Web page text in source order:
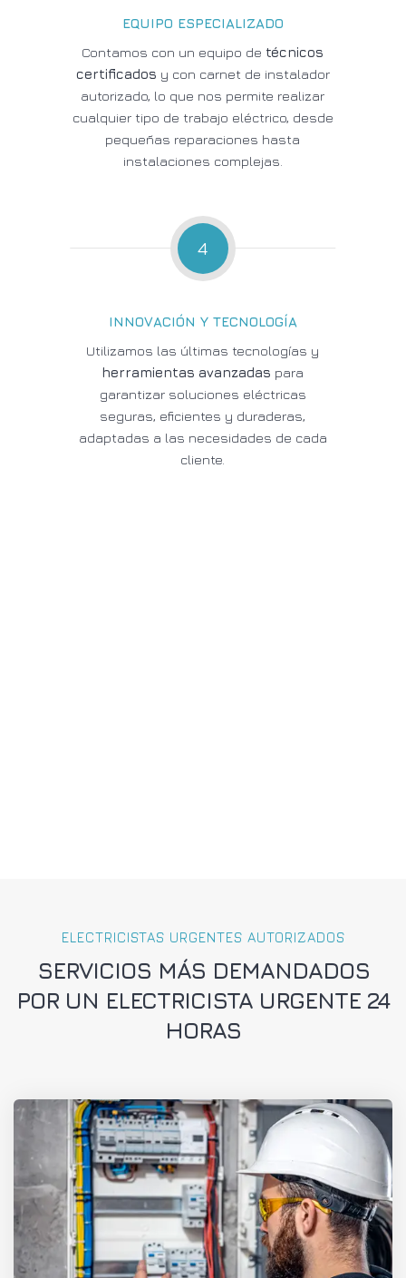
EQUIPO ESPECIALIZADO
Contamos con un equipo de técnicos
certificados y con carnet de instalador
autorizado, lo que nos permite realizar
cualquier tipo de trabajo eléctrico, desde
pequeñas reparaciones hasta
instalaciones complejas.
4
INNOVACIÓN Y TECNOLOGÍA
Utilizamos las últimas tecnologías y
herramientas avanzadas para
garantizar soluciones eléctricas
seguras, eficientes y duraderas,
adaptadas a las necesidades de cada
cliente.
ELECTRICISTAS URGENTES AUTORIZADOS
SERVICIOS MÁS DEMANDADOS
POR UN ELECTRICISTA URGENTE 24
HORAS